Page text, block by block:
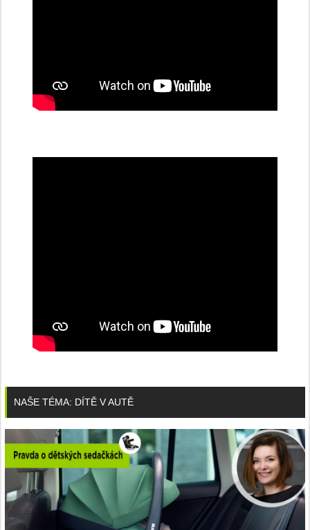
NAŠE TÉMA: DÍTĚ V AUTĚ